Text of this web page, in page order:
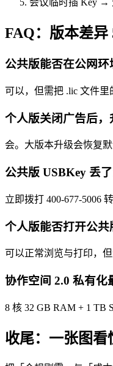
会议临时插 Key →
FAQ：版本差异
公共版能否在公网环
可以，但需把 .lic 文件里
个人版关闭广告后，
会。大版本升级会恢复
公共版 USBKey 丢了
立即拨打 400-677-5006
个人版能否打开公共
可以正常浏览与打印，
协作空间 2.0 私有化
8 核 32 GB RAM + 1 TB
收尾：一张图看